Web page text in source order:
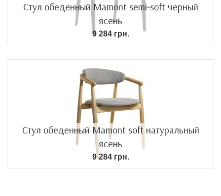
Стул обеденный Mamont semi-soft черный
ясень
9 284 грн.
Стул обеденный Mamont soft натуральный
ясень
9 284 грн.